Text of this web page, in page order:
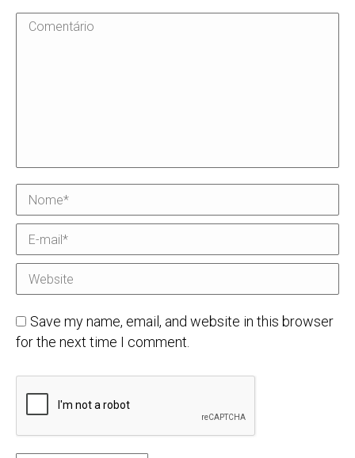
Comentário
Nome *
E-mail *
Website
Save my name, email, and website in this browser
for the next time I comment.